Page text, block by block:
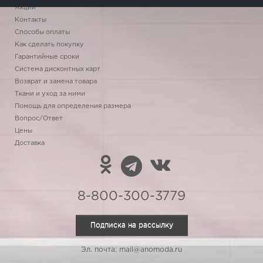
Акции
Контакты
Способы оплаты
Как сделать покупку
Гарантийные сроки
Система дисконтных карт
Возврат и замена товара
Ткани и уход за ними
Помощь для определения размера
Вопрос/Ответ
Цены
Доставка
8-800-300-3779
Подписка на рассылку
Эл. почта: mail@anomoda.ru